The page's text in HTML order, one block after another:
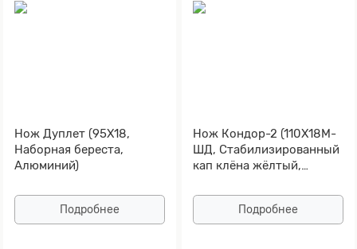
Нож Дуплет (95Х18,
Наборная береста,
Алюминий)
Подробнее
Нож Кондор-2 (110Х18М-
ШД, Стабилизированный
кап клёна жёлтый,
Подробнее